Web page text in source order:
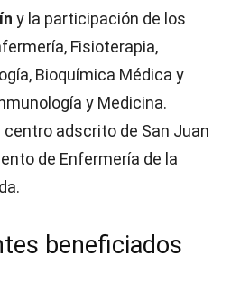
y la participación de los
Fisioterapia,
Bioquímica Médica y
y Medicina.
adscrito de San Juan
de Enfermería de la
beneficiados